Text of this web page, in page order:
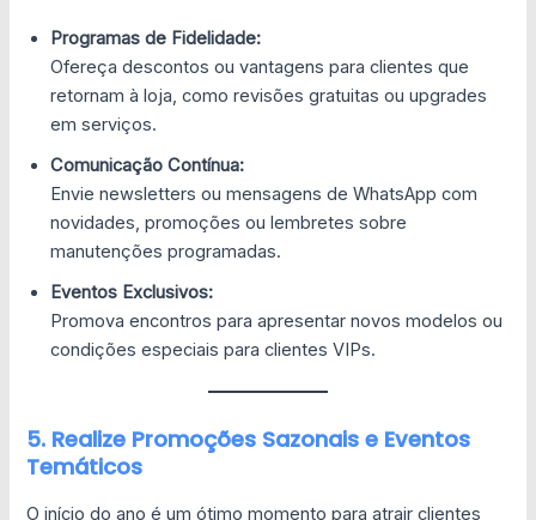
Programas de Fidelidade:
Ofereça descontos ou vantagens para clientes que
retornam à loja, como revisões gratuitas ou upgrades
em serviços.
Comunicação Contínua:
Envie newsletters ou mensagens de WhatsApp com
novidades, promoções ou lembretes sobre
manutenções programadas.
Eventos Exclusivos:
Promova encontros para apresentar novos modelos ou
condições especiais para clientes VIPs.
5. Realize Promoções Sazonais e Eventos
Temáticos
O início do ano é um ótimo momento para atrair clientes